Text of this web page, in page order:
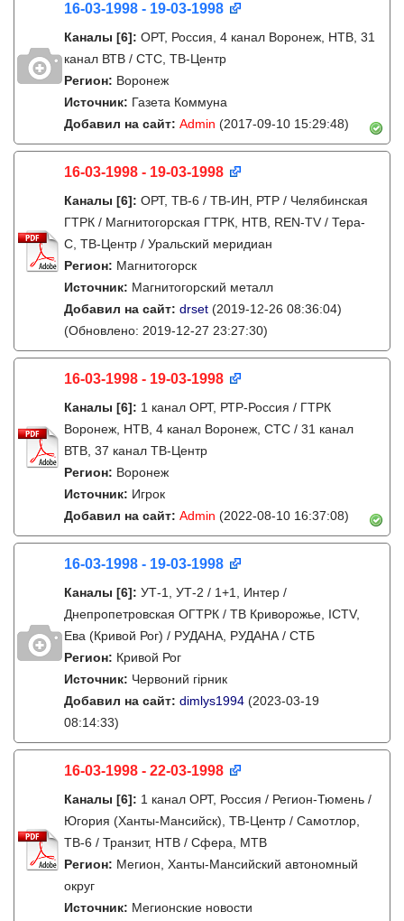
16-03-1998 - 19-03-1998
Каналы [6]: ОРТ, Россия, 4 канал Воронеж, НТВ, 31
канал ВТВ / СТС, ТВ-Центр
Регион: Воронеж
Источник: Газета Коммуна
Добавил на сайт: Admin (2017-09-10 15:29:48)
16-03-1998 - 19-03-1998
Каналы [6]: ОРТ, ТВ-6 / ТВ-ИН, РТР / Челябинская
ГТРК / Магнитогорская ГТРК, НТВ, REN-TV / Тера-
С, ТВ-Центр / Уральский меридиан
Регион: Магнитогорск
Источник: Магнитогорский металл
Добавил на сайт: drset (2019-12-26 08:36:04)
(Обновлено: 2019-12-27 23:27:30)
16-03-1998 - 19-03-1998
Каналы [6]: 1 канал ОРТ, РТР-Россия / ГТРК
Воронеж, НТВ, 4 канал Воронеж, СТС / 31 канал
ВТВ, 37 канал ТВ-Центр
Регион: Воронеж
Источник: Игрок
Добавил на сайт: Admin (2022-08-10 16:37:08)
16-03-1998 - 19-03-1998
Каналы [6]: УТ-1, УТ-2 / 1+1, Интер /
Днепропетровская ОГТРК / ТВ Криворожье, ICTV,
Ева (Кривой Рог) / РУДАНА, РУДАНА / СТБ
Регион: Кривой Рог
Источник: Червоний гірник
Добавил на сайт: dimlys1994 (2023-03-19
08:14:33)
16-03-1998 - 22-03-1998
Каналы [6]: 1 канал ОРТ, Россия / Регион-Тюмень /
Югория (Ханты-Мансийск), ТВ-Центр / Самотлор,
ТВ-6 / Транзит, НТВ / Сфера, МТВ
Регион: Мегион, Ханты-Мансийский автономный
округ
Источник: Мегионские новости